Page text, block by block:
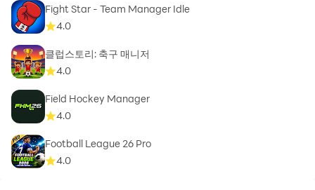
Fight Star - Team Manager Idle
4.0
클럽스토리: 축구 매니저
4.0
Field Hockey Manager
4.0
Football League 26 Pro
4.0